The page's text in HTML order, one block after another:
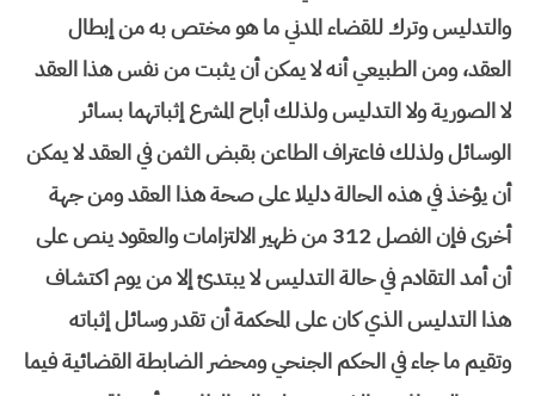
والتدليس وترك للقضاء المدني ما هو مختص به من إبطال
العقد، ومن الطبيعي أنه لا يمكن أن يثبت من نفس هذا العقد
لا الصورية ولا التدليس ولذلك أباح المشرع إثباتهما بسائر
الوسائل ولذلك فاعتراف الطاعن بقبض الثمن في العقد لا يمكن
أن يؤخذ في هذه الحالة دليلا على صحة هذا العقد ومن جهة
أخرى فإن الفصل 312 من ظهير الالتزامات والعقود ينص على
أن أمد التقادم في حالة التدليس لا يبتدئ إلا من يوم اكتشاف
هذا التدليس الذي كان على المحكمة أن تقدر وسائل إثباته
وتقيم ما جاء في الحكم الجنحي ومحضر الضابطة القضائية فيما